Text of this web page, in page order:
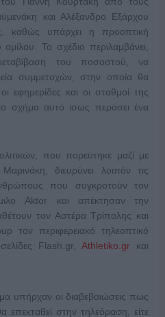
και Αλέξανδρο Εξάρχου
καθώς υπάρχει η προοπτική
Το σχέδιο περιλαμβάνει,
του ποσοστού, να
συμμετοχών, στην οποία θα
εφημερίδες και οι σταθμοί της
σχήμα αυτό ίσως περάσει ένα
που πορεύτηκε μαζί με
διευρύνει λοιπόν τις
που συγκροτούν τον
Aktor και απέκτησαν την
τον Αστέρα Τρίπολης και
περιφερειακό τηλεοπτικό
Flash.gr,Athletiko.gr και
υπήρχαν οι διαβεβαιώσεις πως
στην τηλεόραση, είτε